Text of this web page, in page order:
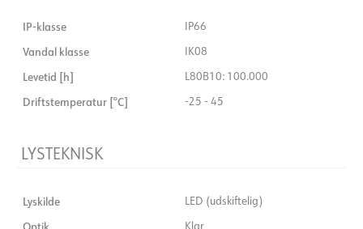
IP-klasse IP66
Vandal klasse IK08
Levetid [h] L80B10: 100.000
Driftstemperatur [°C] -25 - 45
LYSTEKNISK
Lyskilde LED (udskiftelig)
Klar